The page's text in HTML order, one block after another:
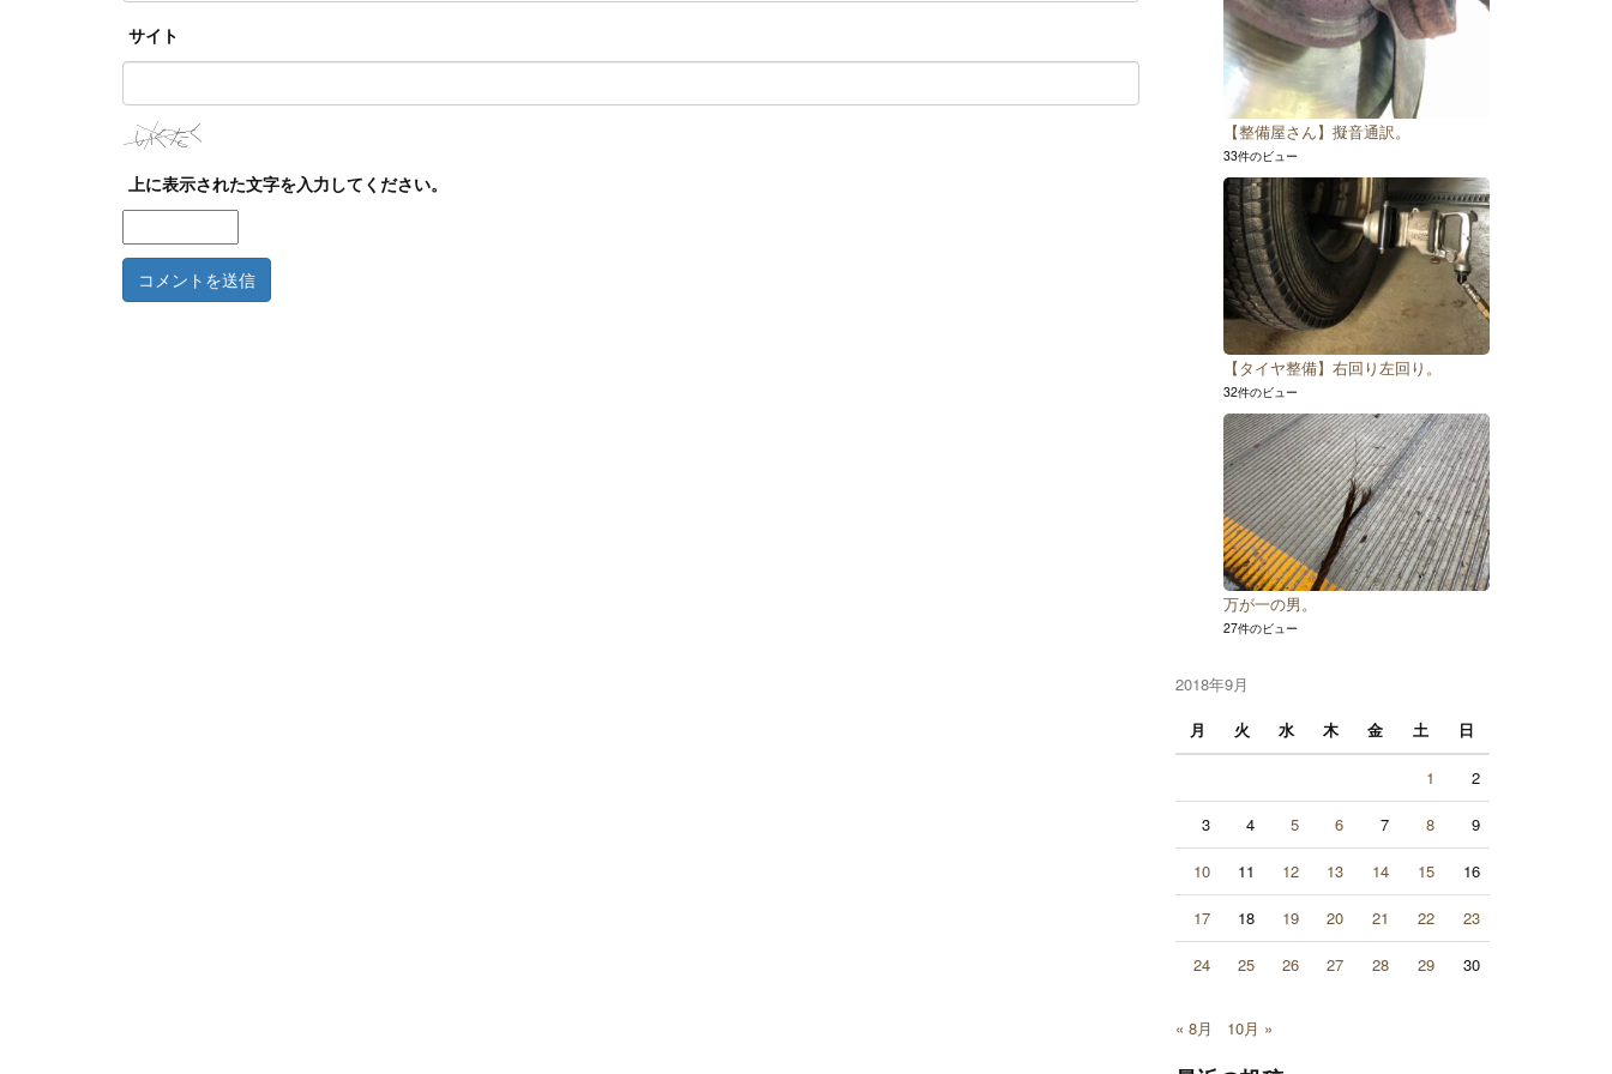
サイト
上に表示された文字を入力してください。
【整備屋さん】擬音通訳。
33件のビュー
【タイヤ整備】右回り左回り。
32件のビュー
万が一の男。
27件のビュー
2018年9月
月
火 水 木 金 土 日
1 2
3 4 5 6 7 8 9
10 11 12 13 14 15 16
17 18 19 20 21 22 23
24 25 26 27 28 29 30
« 8月 10月 »